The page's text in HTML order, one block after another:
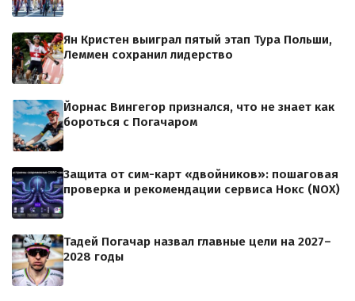
Ян Кристен выиграл пятый этап Тура Польши,
Леммен сохранил лидерство
Йорнас Вингегор признался, что не знает как
бороться с Погачаром
Защита от сим-карт «двойников»: пошаговая
проверка и рекомендации сервиса Нокс (NOX)
Тадей Погачар назвал главные цели на 2027–
2028 годы